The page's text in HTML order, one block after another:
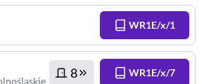
WR1E/x/1
8 WR1E/x/7